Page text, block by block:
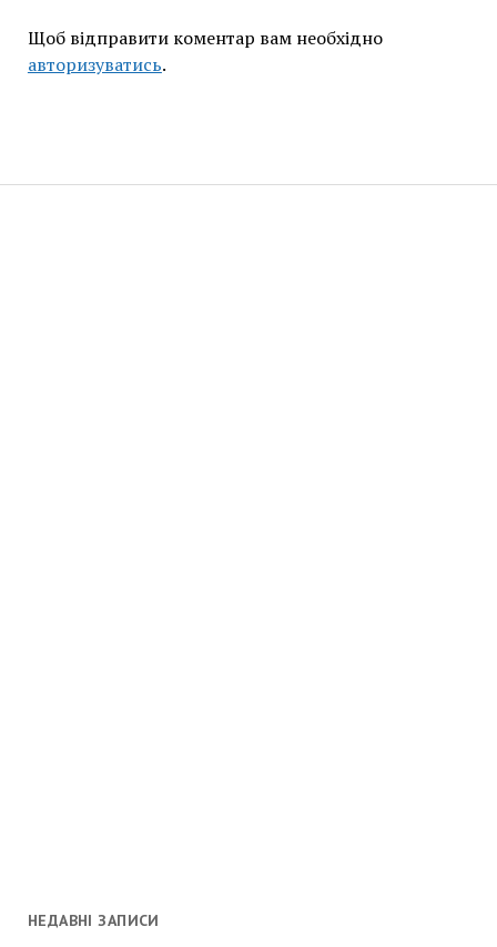
НЕДАВНІ ЗАПИСИ
Щоб відправити коментар вам необхідно
авторизуватись.